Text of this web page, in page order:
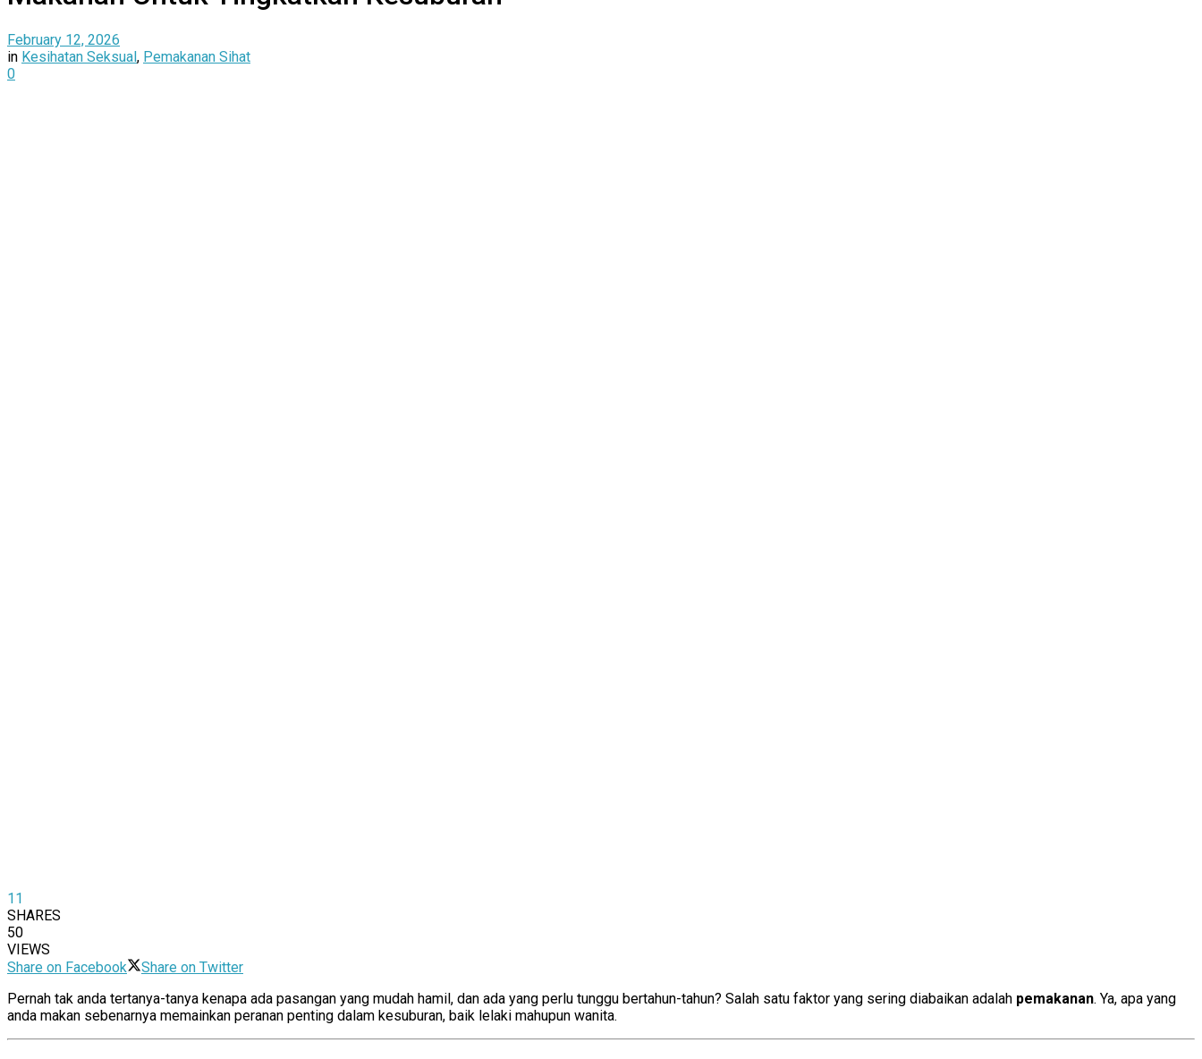
February 12, 2026
in Kesihatan Seksual, Pemakanan Sihat
0
11
SHARES
50
VIEWS
Share on Facebook
Share on Twitter
Pernah tak anda tertanya-tanya kenapa ada pasangan yang mudah hamil, dan ada yang perlu tunggu bertahun-tahun? Salah satu faktor yang sering diabaikan adalah pemakanan. Ya, apa yang
anda makan sebenarnya memainkan peranan penting dalam kesuburan, baik lelaki mahupun wanita.